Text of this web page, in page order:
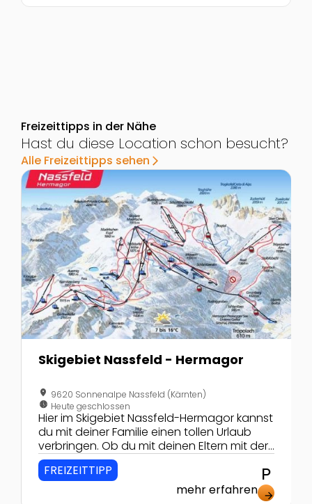
Freizeittipps in der Nähe
Hast du diese Location schon besucht?
Alle Freizeittipps sehen arrow_forward_ios
Zur Detailseite von Skigebiet Nassfeld - Hermagor
Skigebiet Nassfeld - Hermagor
location_on 9620 Sonnenalpe Nassfeld (Kärnten)
nest_clock_farsight_analog Heute geschlossen
Hier im Skigebiet Nassfeld-Hermagor kannst
du mit deiner Familie einen tollen Urlaub
verbringen. Ob du mit deinen Eltern mit der
Gondel den Berg...
FREIZEITTIPP local_parking
mehr erfahren arrow_forward